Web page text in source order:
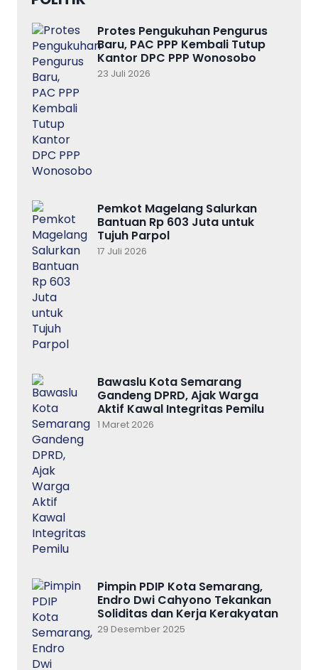
Protes Pengukuhan Pengurus
Baru, PAC PPP Kembali Tutup
Kantor DPC PPP Wonosobo
23 Juli 2026
Pemkot Magelang Salurkan
Bantuan Rp 603 Juta untuk
Tujuh Parpol
17 Juli 2026
Bawaslu Kota Semarang
Gandeng DPRD, Ajak Warga
Aktif Kawal Integritas Pemilu
1 Maret 2026
Pimpin PDIP Kota Semarang,
Endro Dwi Cahyono Tekankan
Soliditas dan Kerja Kerakyatan
29 Desember 2025